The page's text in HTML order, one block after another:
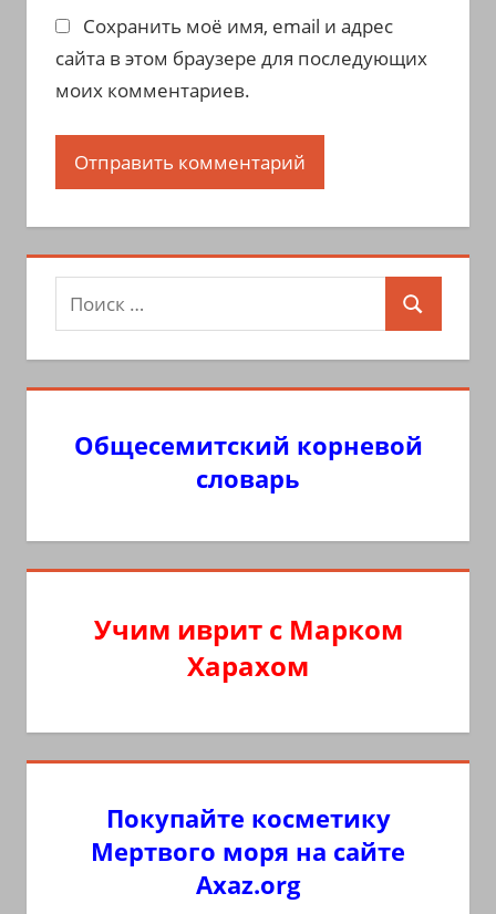
Сохранить моё имя, email и адрес
сайта в этом браузере для последующих
моих комментариев.
Поиск
для:
Поиск
Общесемитский корневой
словарь
Учим иврит с Марком
Харахом
Покупайте косметику
Мертвого моря на сайте
Axaz.org